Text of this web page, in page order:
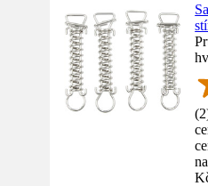
(2